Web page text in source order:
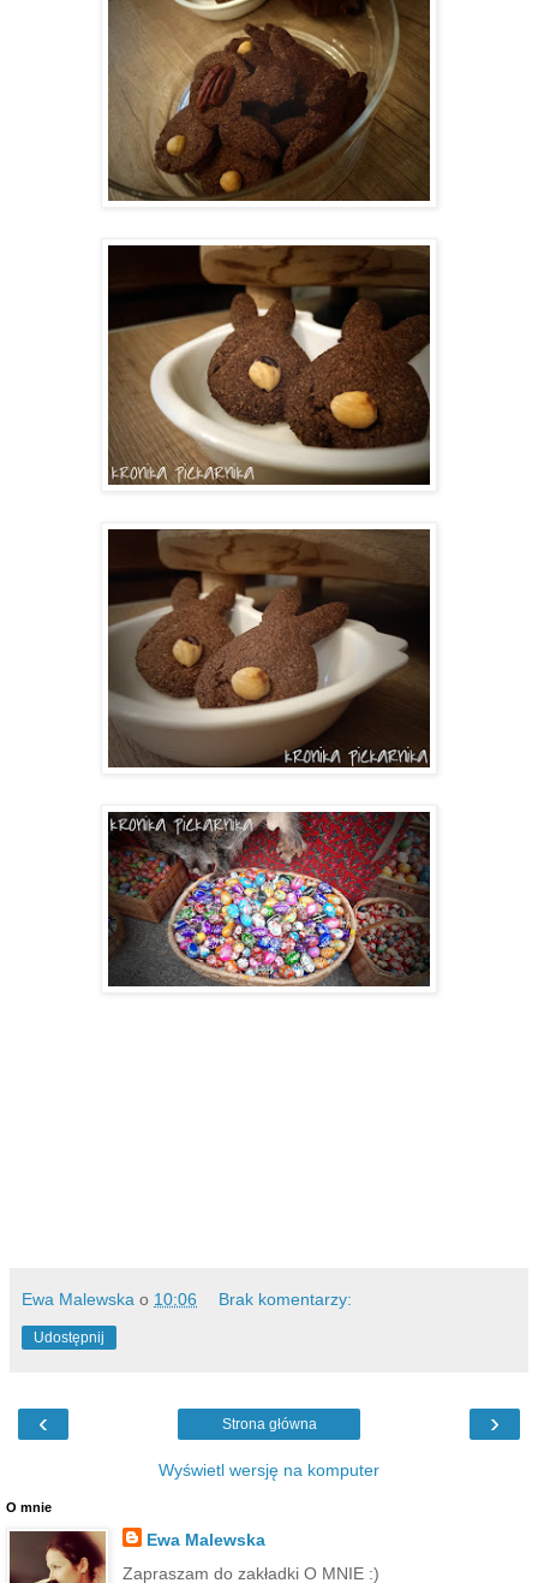
Ewa Malewska o 10:06 Brak komentarzy:
Udostępnij
‹ ›
Strona główna
Wyświetl wersję na komputer
O mnie
Ewa Malewska
Zapraszam do zakładki O MNIE :)